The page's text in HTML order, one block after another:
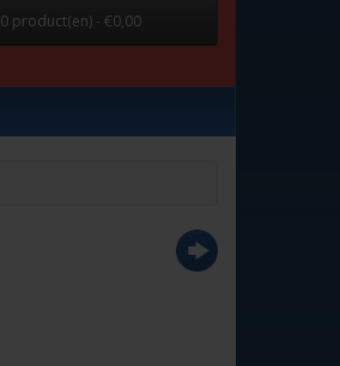
0 product(en) - €0,00